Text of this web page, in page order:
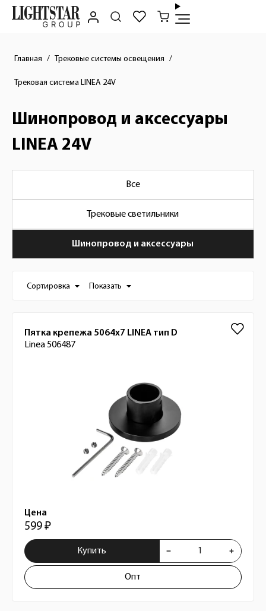
Главная Трековые системы освещения
Трековая система LINEA 24V
Шинопровод и аксессуары
LINEA 24V
Все
Трековые светильники
Шинопровод и аксессуары
Настройки отображения списка
Сортировка Показать
Пятка крепежа 5064х7 LINEA тип D
Linea 506487
Цена
599 ₽
Купить
Опт